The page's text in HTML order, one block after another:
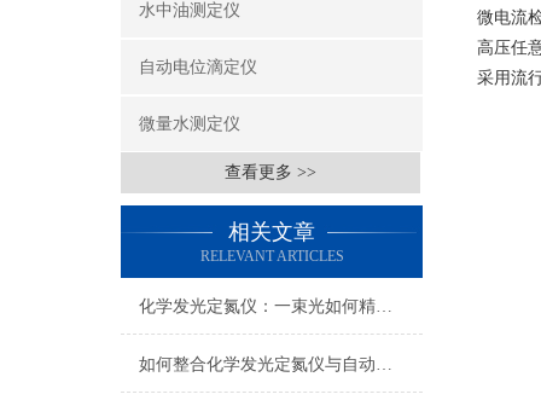
水中油测定仪
自动电位滴定仪
微量水测定仪
查看更多 >>
相关文章
RELEVANT ARTICLES
化学发光定氮仪：一束光如何精准“称”出氮含量
如何整合化学发光定氮仪与自动化系统
微电流
高压任
采用流